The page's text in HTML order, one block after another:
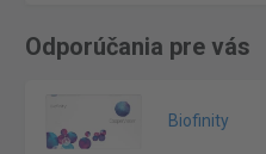
Odporúčania pre vás
Biofinity